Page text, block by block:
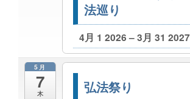
法巡り
4月 1 2026 – 3月 31
5月
7
木 弘法祭り